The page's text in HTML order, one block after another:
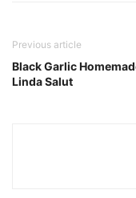
Previous article
Black Garlic
Linda Salut